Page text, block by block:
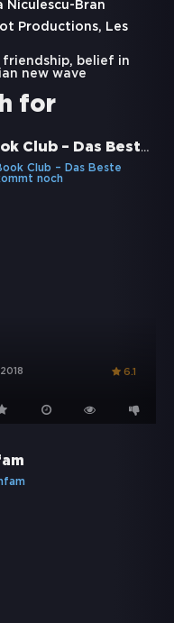
Niculescu-Bran
Productions, Les
friendship, belief in
new wave
for
Book Club – Das Beste kommt noch
2018 6.1